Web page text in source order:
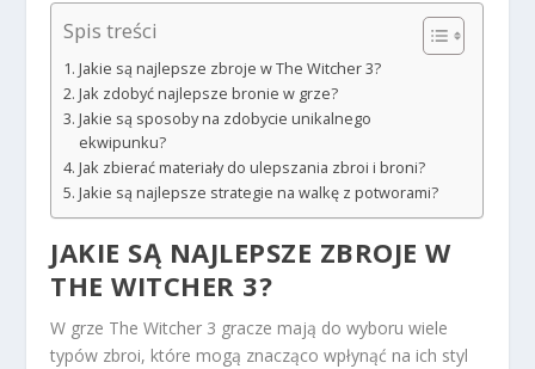
Spis treści
Jakie są najlepsze zbroje w The Witcher 3?
Jak zdobyć najlepsze bronie w grze?
Jakie są sposoby na zdobycie unikalnego
ekwipunku?
Jak zbierać materiały do ulepszania zbroi i broni?
Jakie są najlepsze strategie na walkę z potworami?
JAKIE SĄ NAJLEPSZE ZBROJE W
THE WITCHER 3?
W grze The Witcher 3 gracze mają do wyboru wiele
typów zbroi, które mogą znacząco wpłynąć na ich styl